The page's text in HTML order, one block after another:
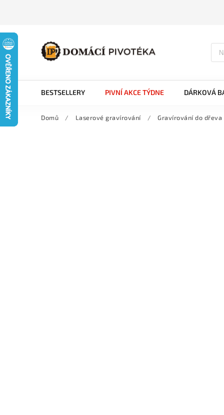
BESTSELLERY PIVNÍ AKCE TÝDNE DÁRKOVÁ
Domů / Laserové gravírování / Gravírování do dřeva